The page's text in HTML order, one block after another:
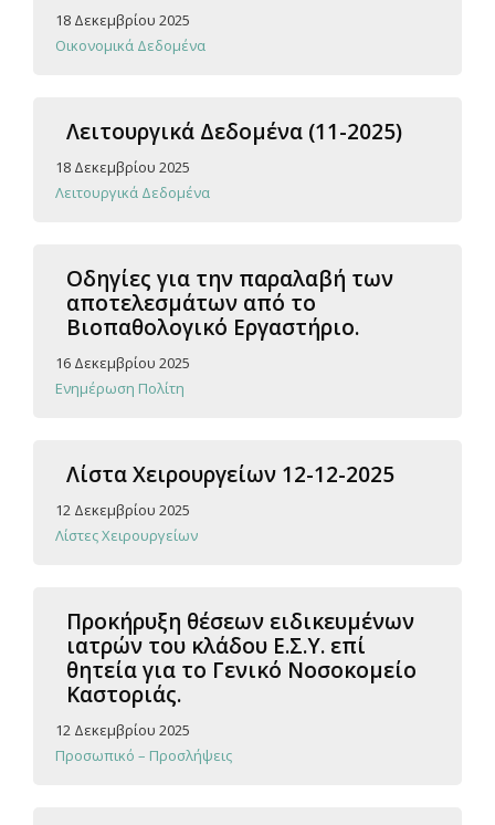
18 Δεκεμβρίου 2025
Οικονομικά Δεδομένα
Λειτουργικά Δεδομένα (11-2025)
18 Δεκεμβρίου 2025
Λειτουργικά Δεδομένα
Οδηγίες για την παραλαβή των
αποτελεσμάτων από το
Βιοπαθολογικό Εργαστήριο.
16 Δεκεμβρίου 2025
Ενημέρωση Πολίτη
Λίστα Χειρουργείων 12-12-2025
12 Δεκεμβρίου 2025
Λίστες Χειρουργείων
Προκήρυξη θέσεων ειδικευμένων
ιατρών του κλάδου Ε.Σ.Υ. επί
θητεία για το Γενικό Νοσοκομείο
Καστοριάς.
12 Δεκεμβρίου 2025
Προσωπικό – Προσλήψεις